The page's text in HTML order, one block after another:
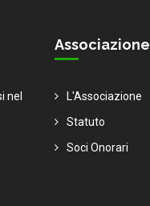
nel
Associazione
L'Associazione
Statuto
Soci Onorari